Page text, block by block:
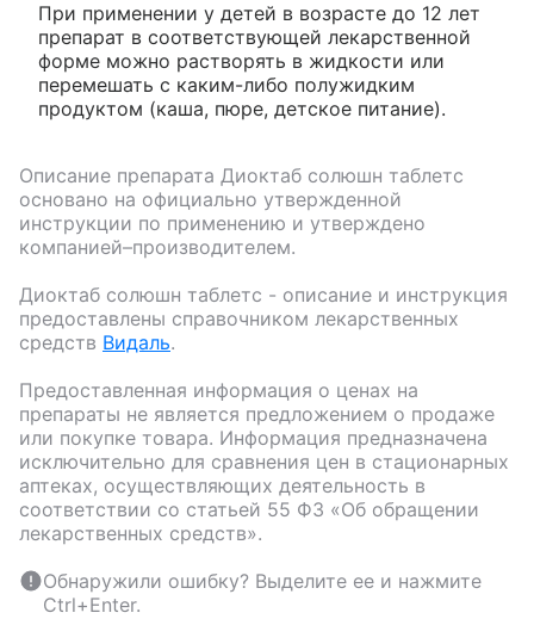
При применении у детей в возрасте до 12 лет
препарат в соответствующей лекарственной
форме можно растворять в жидкости или
перемешать с каким-либо полужидким
продуктом (каша, пюре, детское питание).
Описание препарата Диоктаб солюшн таблетс
основано на официально утвержденной
инструкции по применению и утверждено
компанией–производителем.
Диоктаб солюшн таблетс - описание и инструкция
предоставлены справочником лекарственных
средств Видаль.
Предоставленная информация о ценах на
препараты не является предложением о продаже
или покупке товара. Информация предназначена
исключительно для сравнения цен в стационарных
аптеках, осуществляющих деятельность в
соответствии со статьей 55 ФЗ «Об обращении
лекарственных средств».
Обнаружили ошибку? Выделите ее и нажмите
Ctrl+Enter.